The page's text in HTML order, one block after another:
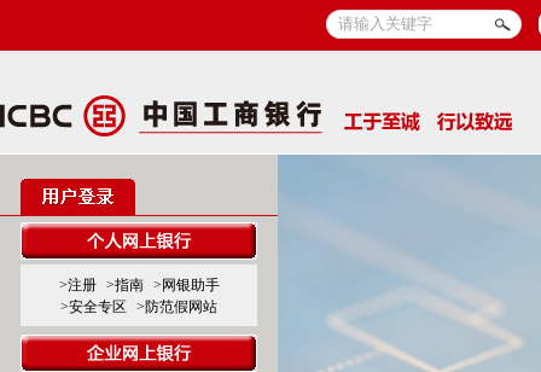
>注册 >指南
>网银助手
>安全专区
>防范假网站